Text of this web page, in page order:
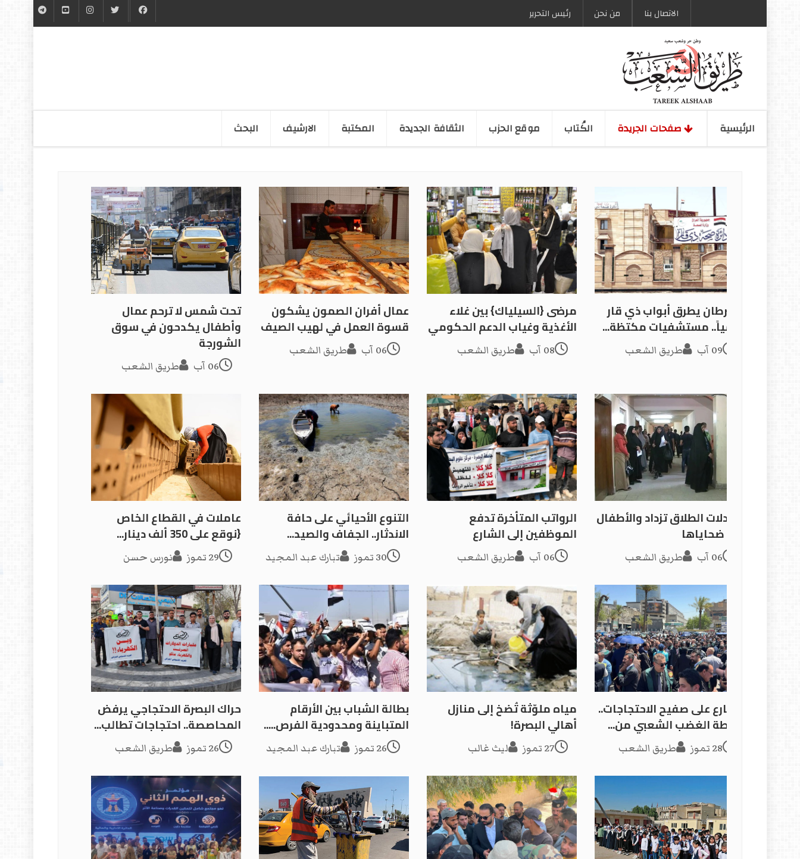
الاتصال بنا من نحن رئیس التحریر
الرئیسیة صفحات الجریدة الكُتاب موقع الحزب الثقافة الجدیدة المكتبة الارشیف البحث
السرطان يطرق أبواب ذي قار
يومياً.. مستشفيات مكتظة...
09 آب طريق الشعب
مرضى {السيلياك} بين غلاء
الأغذية وغياب الدعم الحكومي
08 آب طريق الشعب
عمال أفران الصمون يشكون
قسوة العمل في لهيب الصيف
06 آب طريق الشعب
تحت شمس لا ترحم عمال
وأطفال يكدحون في سوق
الشورجة
06 آب طريق الشعب
معدلات الطلاق تزداد والأطفال
أول ضحاياها
06 آب طريق الشعب
الرواتب المتأخرة تدفع
الموظفين إلى الشارع
06 آب طريق الشعب
التنوع الأحيائي على حافة
الاندثار.. الجفاف والصيد...
30 تموز تبارك عبد المجيد
عاملات في القطاع الخاص
{نوقع على 350 ألف دينار...
29 تموز نورس حسن
الشارع على صفيح الاحتجاجات..
خريطة الغضب الشعبي من...
28 تموز طريق الشعب
مياه ملوّثة تُضخ إلى منازل
أهالي البصرة!
27 تموز ليث غالب
بطالة الشباب بين الأرقام
المتباينة ومحدودية الفرص.....
26 تموز تبارك عبد المجيد
حراك البصرة الاحتجاجي يرفض
المحاصصة.. احتجاجات تطالب...
26 تموز طريق الشعب